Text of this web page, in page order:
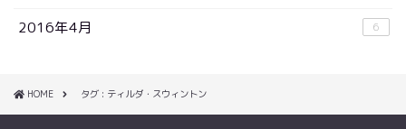
2016年4月 6
HOME タグ : ティルダ・スウィントン